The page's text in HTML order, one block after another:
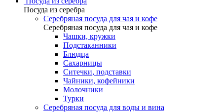
Посуда из серебра
Серебряная посуда для чая и кофе
Серебряная посуда для чая и кофе
Чашки, кружки
Подстаканники
Блюдца
Сахарницы
Ситечки, подставки
Чайники, кофейники
Молочники
Турки
Серебряная посуда для воды и вина